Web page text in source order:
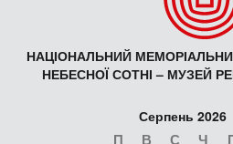
НАЦІОНАЛЬНИЙ
НЕБЕСНОЇ СОТНІ – МУЗЕЙ
Серпень 2026
П В С Ч